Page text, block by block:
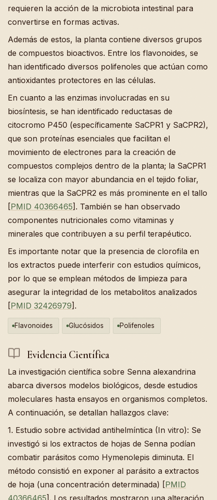
requieren la acción de la microbiota intestinal para
convertirse en formas activas.
Además de estos, la planta contiene diversos grupos
de compuestos bioactivos. Entre los flavonoides, se
han identificado diversos polifenoles que actúan como
antioxidantes protectores en las células.
En cuanto a las enzimas involucradas en su
biosíntesis, se han identificado reductasas de
citocromo P450 (específicamente SaCPR1 y SaCPR2),
que son proteínas esenciales que facilitan el
movimiento de electrones para la creación de
compuestos complejos dentro de la planta; la SaCPR1
se localiza con mayor abundancia en el tejido foliar,
mientras que la SaCPR2 es más prominente en el tallo
[PMID 40366465]. También se han observado
componentes nutricionales como vitaminas y
minerales que contribuyen a su perfil terapéutico.
Es importante notar que la presencia de clorofila en
los extractos puede interferir con estudios químicos,
por lo que se emplean métodos de limpieza para
asegurar la integridad de los metabolitos analizados
[PMID 32426979].
Flavonoides Glucósidos Polifenoles
Evidencia Científica
La investigación científica sobre Senna alexandrina
abarca diversos modelos biológicos, desde estudios
moleculares hasta ensayos en organismos completos.
A continuación, se detallan hallazgos clave:
1. Estudio sobre actividad antihelmíntica (In vitro): Se
investigó si los extractos de hojas de Senna podían
combatir parásitos como Hymenolepis diminuta. El
método consistió en exponer al parásito a extractos
de hoja (una concentración determinada) [PMID
40366465]. Los resultados mostraron una alteración